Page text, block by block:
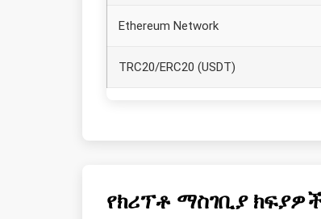
Ethereum Network
TRC20/ERC20 (USDT)
የክሪፕቶ ማስገቢያ